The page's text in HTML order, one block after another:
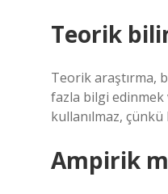
Teorik
Teorik araştırma,
fazla bilgi edinmek
kullanılmaz,
Ampirik